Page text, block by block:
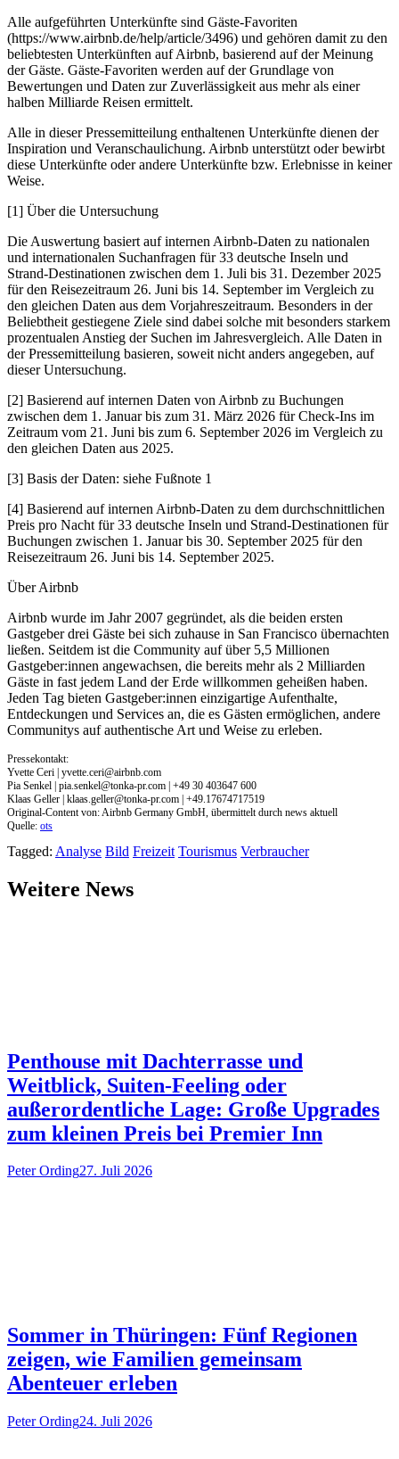
Alle aufgeführten Unterkünfte sind Gäste-Favoriten
(https://www.airbnb.de/help/article/3496) und gehören damit zu den
beliebtesten Unterkünften auf Airbnb, basierend auf der Meinung
der Gäste. Gäste-Favoriten werden auf der Grundlage von
Bewertungen und Daten zur Zuverlässigkeit aus mehr als einer
halben Milliarde Reisen ermittelt.
Alle in dieser Pressemitteilung enthaltenen Unterkünfte dienen der
Inspiration und Veranschaulichung. Airbnb unterstützt oder bewirbt
diese Unterkünfte oder andere Unterkünfte bzw. Erlebnisse in keiner
Weise.
[1] Über die Untersuchung
Die Auswertung basiert auf internen Airbnb-Daten zu nationalen
und internationalen Suchanfragen für 33 deutsche Inseln und
Strand-Destinationen zwischen dem 1. Juli bis 31. Dezember 2025
für den Reisezeitraum 26. Juni bis 14. September im Vergleich zu
den gleichen Daten aus dem Vorjahreszeitraum. Besonders in der
Beliebtheit gestiegene Ziele sind dabei solche mit besonders starkem
prozentualen Anstieg der Suchen im Jahresvergleich. Alle Daten in
der Pressemitteilung basieren, soweit nicht anders angegeben, auf
dieser Untersuchung.
[2] Basierend auf internen Daten von Airbnb zu Buchungen
zwischen dem 1. Januar bis zum 31. März 2026 für Check-Ins im
Zeitraum vom 21. Juni bis zum 6. September 2026 im Vergleich zu
den gleichen Daten aus 2025.
[3] Basis der Daten: siehe Fußnote 1
[4] Basierend auf internen Airbnb-Daten zu dem durchschnittlichen
Preis pro Nacht für 33 deutsche Inseln und Strand-Destinationen für
Buchungen zwischen 1. Januar bis 30. September 2025 für den
Reisezeitraum 26. Juni bis 14. September 2025.
Über Airbnb
Airbnb wurde im Jahr 2007 gegründet, als die beiden ersten
Gastgeber drei Gäste bei sich zuhause in San Francisco übernachten
ließen. Seitdem ist die Community auf über 5,5 Millionen
Gastgeber:innen angewachsen, die bereits mehr als 2 Milliarden
Gäste in fast jedem Land der Erde willkommen geheißen haben.
Jeden Tag bieten Gastgeber:innen einzigartige Aufenthalte,
Entdeckungen und Services an, die es Gästen ermöglichen, andere
Communitys auf authentische Art und Weise zu erleben.
Pressekontakt:
Yvette Ceri | yvette.ceri@airbnb.com
Pia Senkel | pia.senkel@tonka-pr.com | +49 30 403647 600
Klaas Geller | klaas.geller@tonka-pr.com | +49.17674717519
Original-Content von: Airbnb Germany GmbH, übermittelt durch news aktuell
Quelle: ots
Tagged: Analyse Bild Freizeit Tourismus Verbraucher
Weitere News
Penthouse mit Dachterrasse und
Weitblick, Suiten-Feeling oder
außerordentliche Lage: Große Upgrades
zum kleinen Preis bei Premier Inn
Peter Ording27. Juli 2026
Sommer in Thüringen: Fünf Regionen
zeigen, wie Familien gemeinsam
Abenteuer erleben
Peter Ording24. Juli 2026